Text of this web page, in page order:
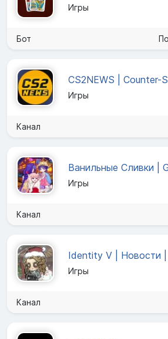
Игры
Бот
CS2NEWS | Counter-
Игры
Канал
Ванильные Сливки |
Игры
Канал
Игры
Канал